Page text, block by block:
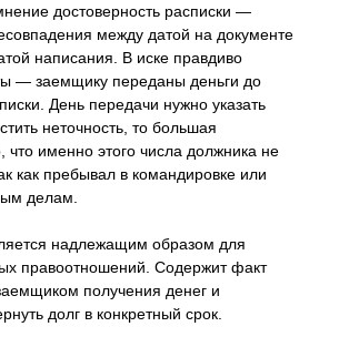
достоверность расписки —
между датой на документе
написания. В иске правдиво
— заемщику переданы деньги до
День передачи нужно указать
неточность, то большая
что именно этого числа должника не
как пребывал в командировке или
делам.
надлежащим образом для
правоотношений. Содержит факт
получения денег и
долг в конкретный срок.